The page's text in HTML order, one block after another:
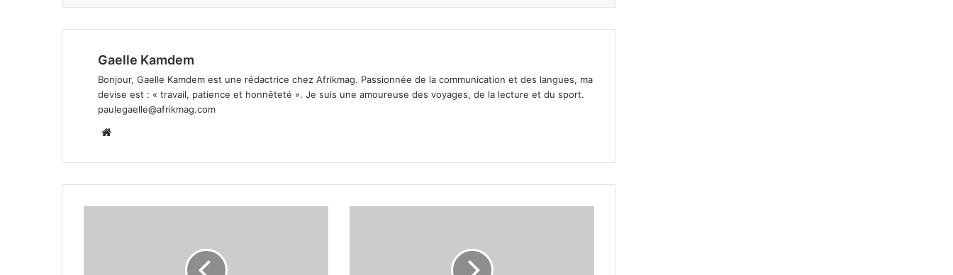
Gaelle Kamdem
Bonjour, Gaelle Kamdem est une rédactrice chez Afrikmag. Passionnée de la communication et des langues, ma
devise est : « travail, patience et honnêteté ». Je suis une amoureuse des voyages, de la lecture et du sport.
paulegaelle@afrikmag.com